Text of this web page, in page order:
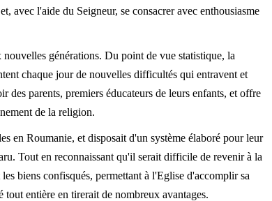
avec l'aide du Seigneur, se consacrer avec enthousiasme
générations. Du point de vue statistique, la
chaque jour de nouvelles difficultés qui entravent et
des parents, premiers éducateurs de leurs enfants, et offre
de la religion.
en Roumanie, et disposait d'un système élaboré pour leur
Tout en reconnaissant qu'il serait difficile de revenir à la
biens confisqués, permettant à l'Eglise d'accomplir sa
entière en tirerait de nombreux avantages.